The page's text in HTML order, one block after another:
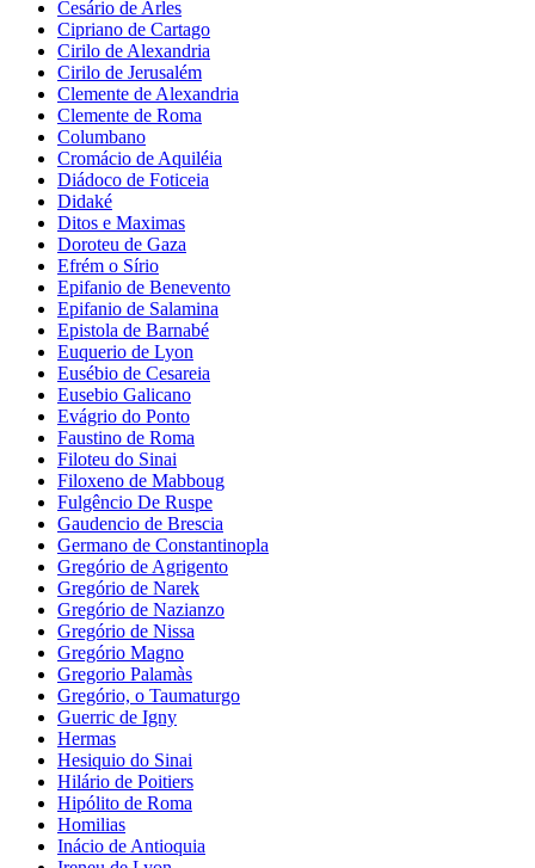
Cesário de Arles
Cipriano de Cartago
Cirilo de Alexandria
Cirilo de Jerusalém
Clemente de Alexandria
Clemente de Roma
Columbano
Cromácio de Aquiléia
Diádoco de Foticeia
Didaké
Ditos e Maximas
Doroteu de Gaza
Efrém o Sírio
Epifanio de Benevento
Epifanio de Salamina
Epistola de Barnabé
Euquerio de Lyon
Eusébio de Cesareia
Eusebio Galicano
Evágrio do Ponto
Faustino de Roma
Filoteu do Sinai
Filoxeno de Mabboug
Fulgêncio De Ruspe
Gaudencio de Brescia
Germano de Constantinopla
Gregório de Agrigento
Gregório de Narek
Gregório de Nazianzo
Gregório de Nissa
Gregório Magno
Gregorio Palamàs
Gregório, o Taumaturgo
Guerric de Igny
Hermas
Hesiquio do Sinai
Hilário de Poitiers
Hipólito de Roma
Homilias
Inácio de Antioquia